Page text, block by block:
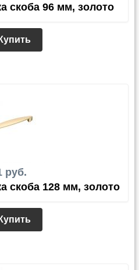
скоба 96 мм, золото
руб.
скоба 128 мм, золото